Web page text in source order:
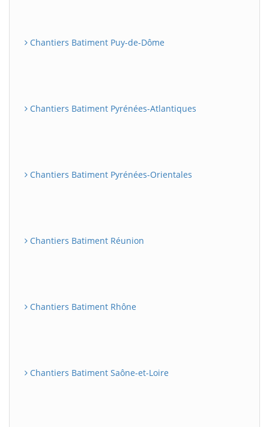
Chantiers Batiment Puy-de-Dôme
Chantiers Batiment Pyrénées-Atlantiques
Chantiers Batiment Pyrénées-Orientales
Chantiers Batiment Réunion
Chantiers Batiment Rhône
Chantiers Batiment Saône-et-Loire